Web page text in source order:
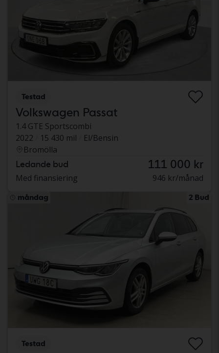
Testad
Volkswagen Passat
1.4 GTE Sportscombi
2022
15 430 mil
El/Bensin
Bromölla
Ledande bud 111 000 kr
Med finansiering 946 kr/månad
måndag 2 Bud
Testad